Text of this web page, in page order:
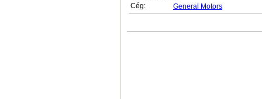
Cég:
General Motors